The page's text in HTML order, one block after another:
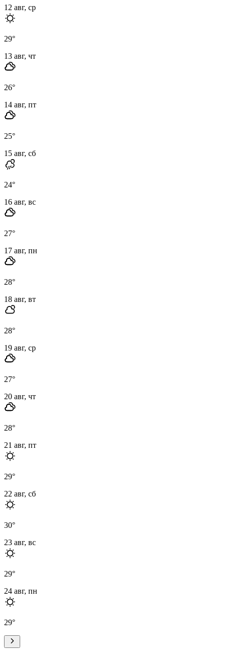
12 авг, ср
29°
13 авг, чт
26°
14 авг, пт
25°
15 авг, сб
24°
16 авг, вс
27°
17 авг, пн
28°
18 авг, вт
28°
19 авг, ср
27°
20 авг, чт
28°
21 авг, пт
29°
22 авг, сб
30°
23 авг, вс
29°
24 авг, пн
29°